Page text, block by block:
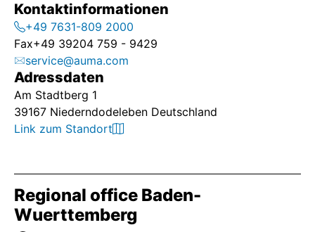
Kontaktinformationen
+49 7631-809 2000
Fax+49 39204 759 - 9429
service@auma.com
Adressdaten
Am Stadtberg 1
39167 Niederndodeleben Deutschland
Link zum Standort
Regional office Baden-
Wuerttemberg